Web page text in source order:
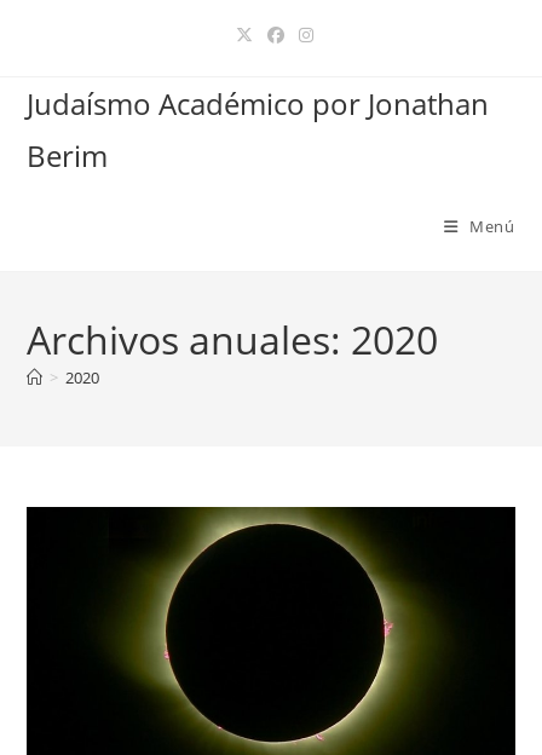
Judaísmo Académico por Jonathan
Berim
Menú
Archivos anuales: 2020
> 2020